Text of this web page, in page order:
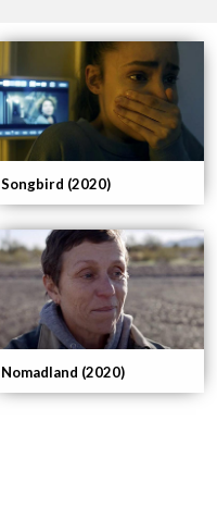
Nomadland (2020)
Songbird (2020)